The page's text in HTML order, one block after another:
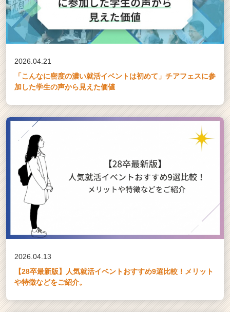
2026.04.21
「こんなに密度の濃い就活イベントは初めて」チアフェスに参
加した学生の声から見えた価値
2026.04.13
【28卒最新版】人気就活イベントおすすめ9選比較！メリット
や特徴などをご紹介。